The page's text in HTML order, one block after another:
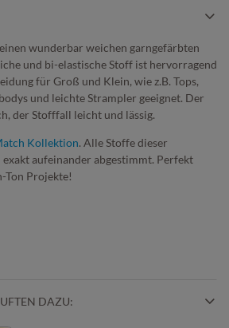
wunderbar weichen garngefärbten
und bi-elastische Stoff ist hervorragend
für Groß und Klein, wie z.B. Tops,
und leichte Strampler geeignet. Der
der Stofffall leicht und lässig.
Kollektion. Alle Stoffe dieser
aufeinander abgestimmt. Perfekt
Ton Projekte!
DAZU: